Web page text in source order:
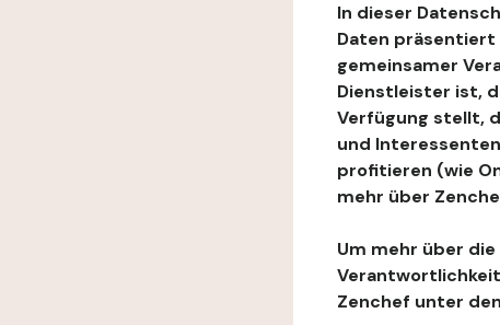
In dieser
Daten präsentiert
gemeinsamer
Dienstleister ist,
Verfügung stellt,
und
profitieren (wie
mehr über
Um mehr über
Zenchef unter